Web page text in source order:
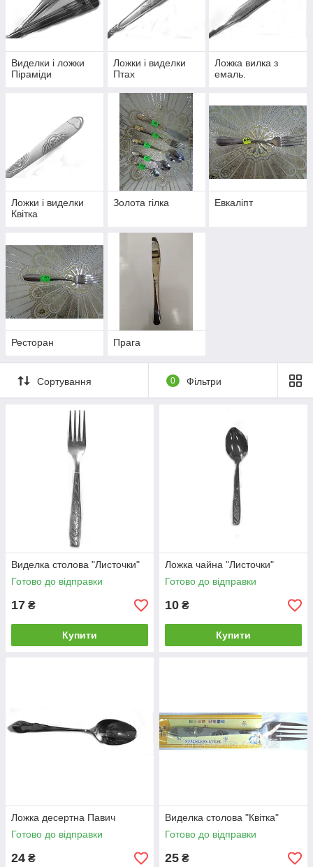
різний діапазон цін.
Ми здійснюємо доставку нашого товару по всій
Виделки і ложки
Піраміди
Ложки і виделки
Птах
Ложка вилка з
емаль.
Ложки і виделки
Квітка
Золота гілка Евкаліпт
Ресторан Прага
Сортування 0 Фільтри
Виделка столова "Листочки"
Готово до відправки
17 ₴
Купити
Ложка чайна "Листочки"
Готово до відправки
10 ₴
Купити
Ложка десертна Павич
Готово до відправки
24 ₴
Виделка столова "Квітка"
Готово до відправки
25 ₴